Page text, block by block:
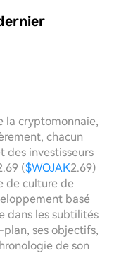
la cryptomonnaie,
chacun
des investisseurs
($WOJAK2.69)
de culture de
basé
dans les subtilités
ses objectifs,
de son